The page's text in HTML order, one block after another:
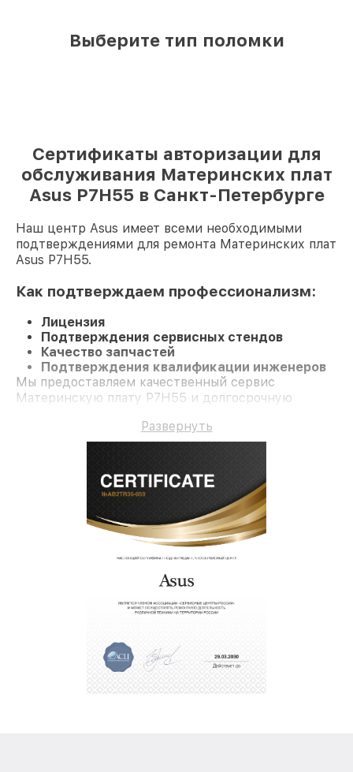
Выберите тип поломки
Сертификаты авторизации для
обслуживания Материнских плат
Asus P7H55 в Санкт-Петербурге
Наш центр Asus имеет всеми необходимыми
подтверждениями для ремонта Материнских плат
Asus P7H55.
Как подтверждаем профессионализм:
Лицензия
Подтверждения сервисных стендов
Качество запчастей
Подтверждения квалификации инженеров
Мы предоставляем качественный сервис
Материнскую плату P7H55 и долгосрочную
Развернуть